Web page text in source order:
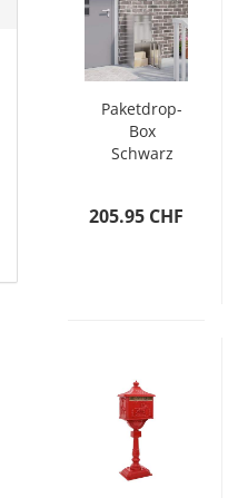
Paketdrop-
Box
Schwarz
Edelstahl
205.95 CHF